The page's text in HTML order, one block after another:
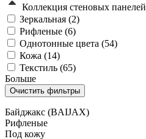
Коллекция стеновых панелей
Зеркальная (2)
Рифленые (6)
Однотонные цвета (54)
Кожа (14)
Текстиль (65)
Больше
Байджакс (BAIJAX)
Рифленые
Под кожу